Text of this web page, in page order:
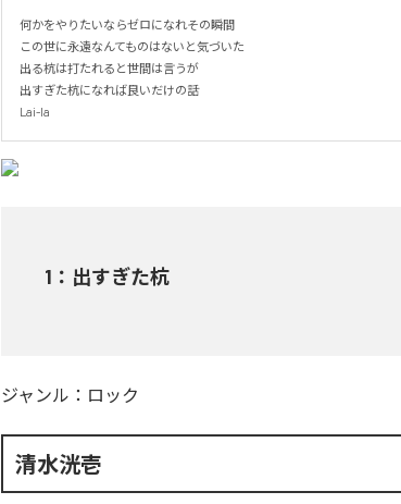
何かをやりたいならゼロになれその瞬間
この世に永遠なんてものはないと気づいた
出る杭は打たれると世間は言うが
出すぎた杭になれば良いだけの話
Lai-la
1 ： 出すぎた杭
ジャンル： ロック
清水洸壱